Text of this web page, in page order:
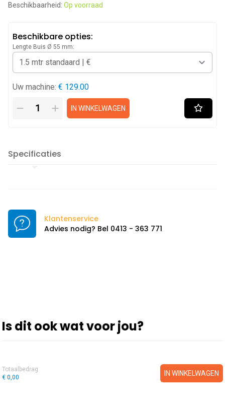
Beschikbaarheid: Op voorraad
Beschikbare opties:
Lengte Buis Ø 55 mm:
Uw machine: € 129.00
IN WINKELWAGEN
Specificaties
Klantenservice
Advies nodig? Bel 0413 - 363 771
Is dit ook wat voor jou?
Totaalbedrag
€ 0,00
IN WINKELWAGEN